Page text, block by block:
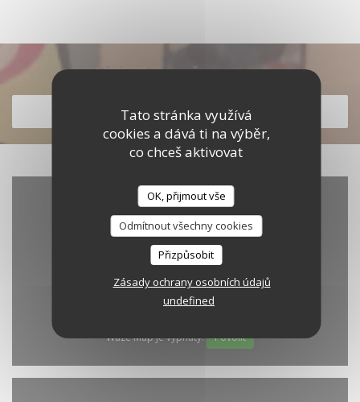
Tato stránka využívá
cookies a dává ti na výběr,
co chceš aktivovat
OK, přijmout vše
Odmítnout všechny cookies
Přizpůsobit
Zásady ochrany osobních údajů
undefined
Objevte naše menu
OBJEVTE NAŠE MENU
Waze Map je vypnutý. Povolit